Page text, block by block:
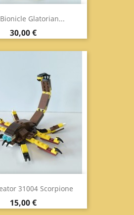
Glatorian...
Prezzo
30,00 €
31004 Scorpione
Prezzo
15,00 €